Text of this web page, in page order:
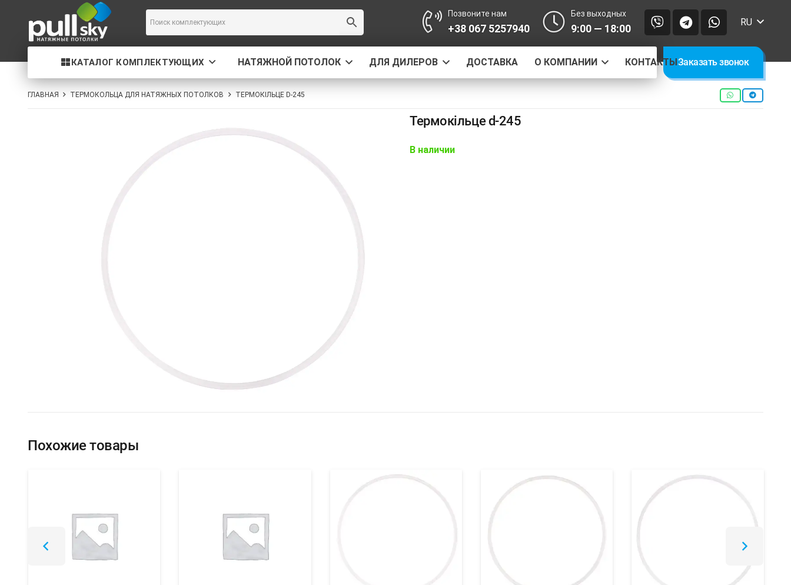
Позвоните нам
+38 067 5257940
Без выходных
9:00 — 18:00
RU
КАТАЛОГ КОМПЛЕКТУЮЩИХ НАТЯЖНОЙ ПОТОЛОК ДЛЯ ДИЛЕРОВ ДОСТАВКА О КОМПАНИИ КОНТАКТЫЗаказать звонок
ГЛАВНАЯ ТЕРМОКОЛЬЦА ДЛЯ НАТЯЖНЫХ ПОТОЛКОВ ТЕРМОКІЛЬЦЕ D-245
Термокільце d-245
В наличии
Похожие товары